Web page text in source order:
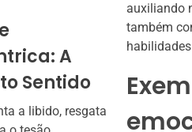
A
Sentido
a libido, resgata
auxiliando
também